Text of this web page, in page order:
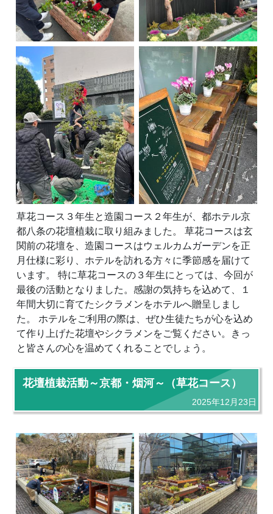
草花コース３年生と造園コース２年生が、都ホテル京
都八条の花壇植栽に取り組みました。 草花コースは玄
関前の花壇を、造園コースはウェルカムガーデンを正
月仕様に彩り、ホテルを訪れる方々に季節感を届けて
います。 特に草花コースの３年生にとっては、今回が
最後の活動となりました。感謝の気持ちを込めて、１
年間大切に育てたシクラメンをホテルへ贈呈しまし
た。 ホテルをご利用の際は、ぜひ生徒たちが心を込め
て作り上げた花壇やシクラメンをご覧ください。きっ
と皆さんの心を温めてくれることでしょう。
花壇植栽活動～京都・烟河～（草花コース）
2025年12月23日